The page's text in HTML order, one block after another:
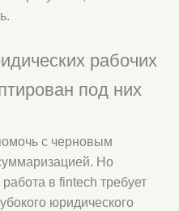
рабочих
под них
с черновым
Но
в fintech требует
юридического